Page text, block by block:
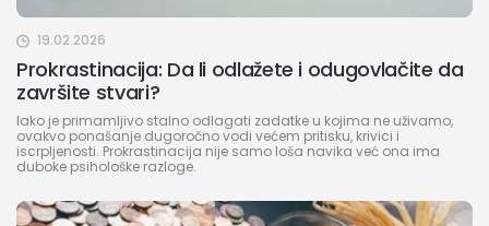
19.02.2026
Prokrastinacija: Da li odlažete i odugovlačite da
završite stvari?
Iako je primamljivo stalno odlagati zadatke u kojima ne uživamo,
ovakvo ponašanje dugoročno vodi većem pritisku, krivici i
iscrpljenosti. Prokrastinacija nije samo loša navika već ona ima
duboke psihološke razloge.